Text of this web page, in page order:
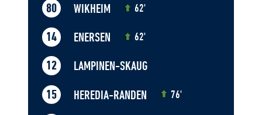
80 WIKHEIM 62'
14 ENERSEN 62'
12 LAMPINEN-SKAUG
15 HEREDIA-RANDEN 76'